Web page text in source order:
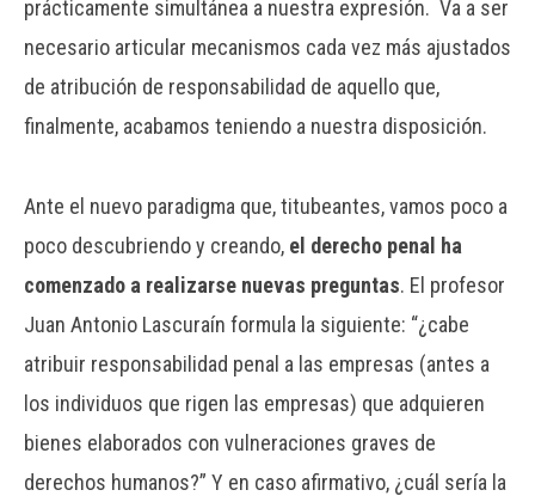
prácticamente simultánea a nuestra expresión. Va a ser
necesario articular mecanismos cada vez más ajustados
de atribución de responsabilidad de aquello que,
finalmente, acabamos teniendo a nuestra disposición.
Ante el nuevo paradigma que, titubeantes, vamos poco a
poco descubriendo y creando, el derecho penal ha
comenzado a realizarse nuevas preguntas. El profesor
Juan Antonio Lascuraín formula la siguiente: “¿cabe
atribuir responsabilidad penal a las empresas (antes a
los individuos que rigen las empresas) que adquieren
bienes elaborados con vulneraciones graves de
derechos humanos?” Y en caso afirmativo, ¿cuál sería la